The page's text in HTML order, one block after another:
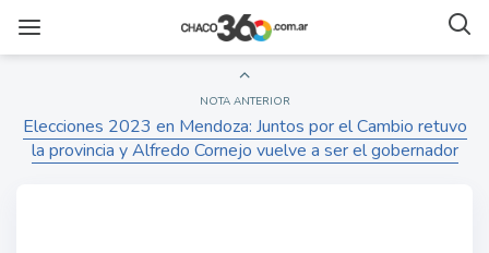
NOTA ANTERIOR
Elecciones 2023 en Mendoza: Juntos por el Cambio retuvo
la provincia y Alfredo Cornejo vuelve a ser el gobernador